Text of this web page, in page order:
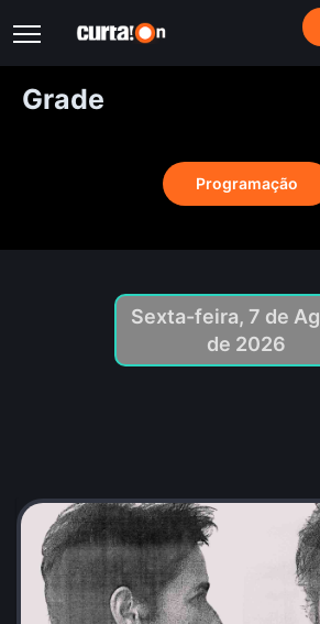
Grade
Programação
Sexta-feira, 7 de
de 2026